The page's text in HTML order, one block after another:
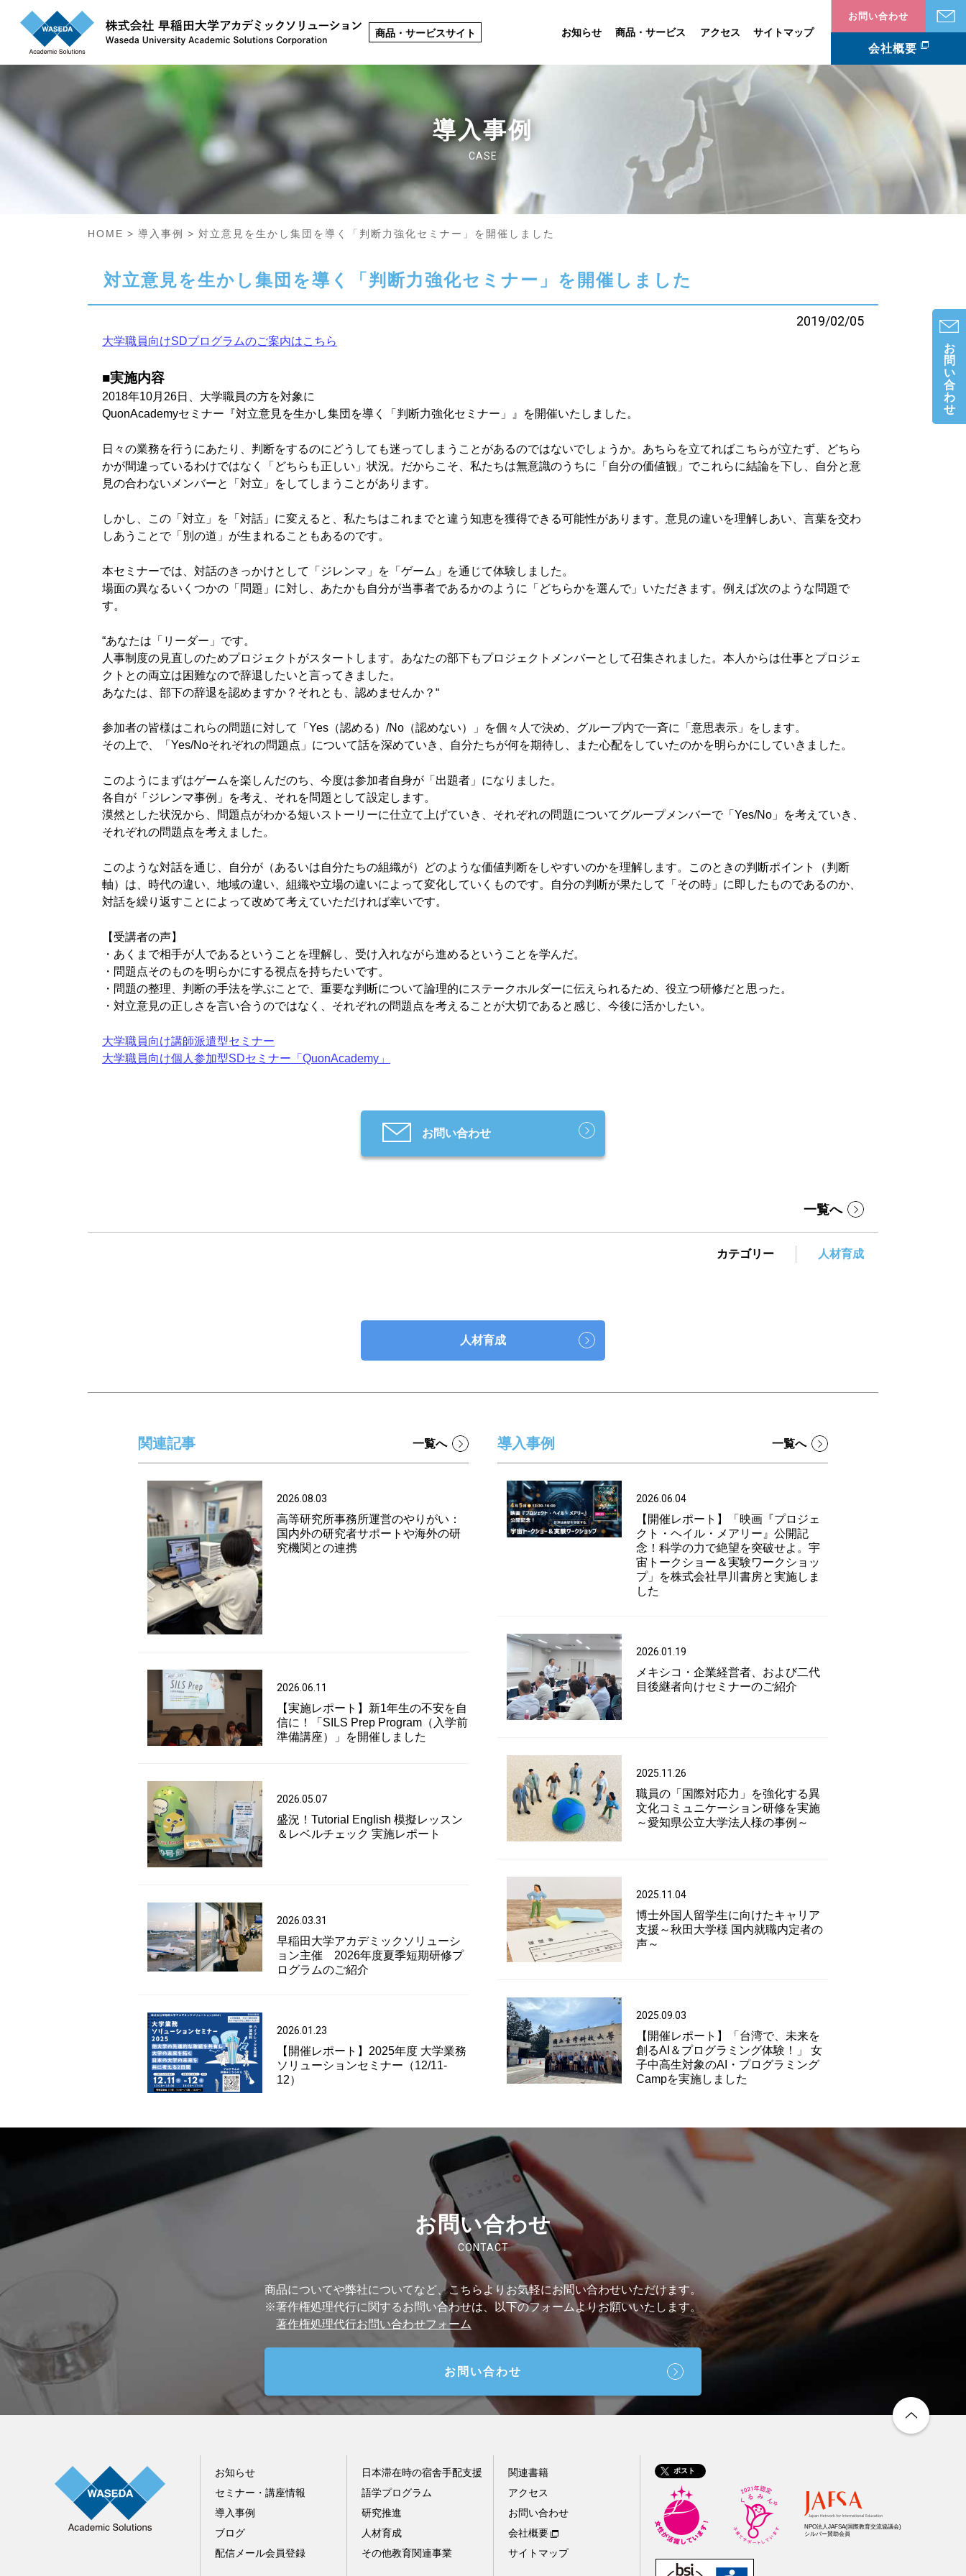
商品・サービスサイト お知らせ 商品・サービス アクセス サイトマップ
お問い合わせ
会社概要
導入事例
CASE
HOME 導入事例 対立意見を生かし集団を導く「判断力強化セミナー」を開催しました
対立意見を生かし集団を導く「判断力強化セミナー」を開催しました
2019/02/05
大学職員向けSDプログラムのご案内はこちら
■実施内容
2018年10月26日、大学職員の方を対象に
QuonAcademyセミナー『対立意見を生かし集団を導く「判断力強化セミナー」』を開催いたしました。
日々の業務を行うにあたり、判断をするのにどうしても迷ってしまうことがあるのではないでしょうか。あちらを立てればこちらが立たず、どちら
かが間違っているわけではなく「どちらも正しい」状況。だからこそ、私たちは無意識のうちに「自分の価値観」でこれらに結論を下し、自分と意
見の合わないメンバーと「対立」をしてしまうことがあります。
しかし、この「対立」を「対話」に変えると、私たちはこれまでと違う知恵を獲得できる可能性があります。意見の違いを理解しあい、言葉を交わ
しあうことで「別の道」が生まれることもあるのです。
本セミナーでは、対話のきっかけとして「ジレンマ」を「ゲーム」を通じて体験しました。
場面の異なるいくつかの「問題」に対し、あたかも自分が当事者であるかのように「どちらかを選んで」いただきます。例えば次のような問題で
す。
“あなたは「リーダー」です。
人事制度の見直しのためプロジェクトがスタートします。あなたの部下もプロジェクトメンバーとして召集されました。本人からは仕事とプロジェ
クトとの両立は困難なので辞退したいと言ってきました。
あなたは、部下の辞退を認めますか？それとも、認めませんか？“
参加者の皆様はこれらの問題に対して「Yes（認める）/No（認めない）」を個々人で決め、グループ内で一斉に「意思表示」をします。
その上で、「Yes/Noそれぞれの問題点」について話を深めていき、自分たちが何を期待し、また心配をしていたのかを明らかにしていきました。
このようにまずはゲームを楽しんだのち、今度は参加者自身が「出題者」になりました。
各自が「ジレンマ事例」を考え、それを問題として設定します。
漠然とした状況から、問題点がわかる短いストーリーに仕立て上げていき、それぞれの問題についてグループメンバーで「Yes/No」を考えていき、
それぞれの問題点を考えました。
このような対話を通じ、自分が（あるいは自分たちの組織が）どのような価値判断をしやすいのかを理解します。このときの判断ポイント（判断
軸）は、時代の違い、地域の違い、組織や立場の違いによって変化していくものです。自分の判断が果たして「その時」に即したものであるのか、
対話を繰り返すことによって改めて考えていただければ幸いです。
【受講者の声】
・あくまで相手が人であるということを理解し、受け入れながら進めるということを学んだ。
・問題点そのものを明らかにする視点を持ちたいです。
・問題の整理、判断の手法を学ぶことで、重要な判断について論理的にステークホルダーに伝えられるため、役立つ研修だと思った。
・対立意見の正しさを言い合うのではなく、それぞれの問題点を考えることが大切であると感じ、今後に活かしたい。
大学職員向け講師派遣型セミナー
大学職員向け個人参加型SDセミナー「QuonAcademy」
お問い合わせ
お
問
い
合
わ
せ
一覧へ
カテゴリー 人材育成
人材育成
関連記事 一覧へ
2026.08.03
高等研究所事務所運営のやりがい：
国内外の研究者サポートや海外の研
究機関との連携
2026.06.11
【実施レポート】新1年生の不安を自
信に！「SILS Prep Program（入学前
準備講座）」を開催しました
2026.05.07
盛況！Tutorial English 模擬レッスン
＆レベルチェック 実施レポート
2026.03.31
早稲田大学アカデミックソリューシ
ョン主催 2026年度夏季短期研修プ
ログラムのご紹介
2026.01.23
【開催レポート】2025年度 大学業務
ソリューションセミナー（12/11-
12）
導入事例 一覧へ
2026.06.04
【開催レポート】「映画『プロジェ
クト・ヘイル・メアリー』公開記
念！科学の力で絶望を突破せよ。宇
宙トークショー＆実験ワークショッ
プ」を株式会社早川書房と実施しま
した
2026.01.19
メキシコ・企業経営者、および二代
目後継者向けセミナーのご紹介
2025.11.26
職員の「国際対応力」を強化する異
文化コミュニケーション研修を実施
～愛知県公立大学法人様の事例～
2025.11.04
博士外国人留学生に向けたキャリア
支援～秋田大学様 国内就職内定者の
声～
2025.09.03
【開催レポート】「台湾で、未来を
創るAI＆プログラミング体験！」 女
子中高生対象のAI・プログラミング
Campを実施しました
お問い合わせ
CONTACT
商品についてや弊社についてなど、こちらより お気軽にお問い合わせいただけます。
※著作権処理代行に関するお問い合わせは、以下のフォームよりお願いいたします。
著作権処理代行お問い合わせフォーム
お問い合わせ
お知らせ
セミナー・講座情報
導入事例
ブログ
配信メール会員登録
日本滞在時の宿舎手配支援
語学プログラム
研究推進
人材育成
その他教育関連事業
関連書籍
アクセス
お問い合わせ
会社概要
サイトマップ
ポスト
NPO法人JAFSA(国際教育交流協議会)
シルバー賛助会員